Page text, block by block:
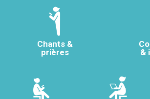
Chants &
prières
&